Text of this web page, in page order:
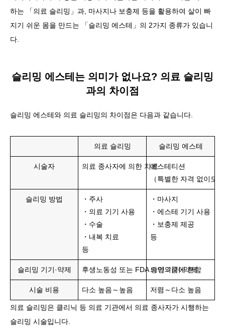
하는 「의료 슬리밍」과, 마사지나 보충제 등을 활용하여 살이 빠
지기 쉬운 몸을 만드는 「슬리밍 에스테」의 2가지 종류가 있습니
다.
슬리밍 에스테는 의미가 없나요? 의료 슬리밍
과의 차이점
슬리밍 에스테와 의료 슬리밍의 차이점은 다음과 같습니다.
의료 슬리밍 슬리밍 에스테
시술자 의료 종사자에 의한 치료에스테티션
（특별한 자격 없이도
슬리밍 방법
・주사
・의료 기기 사용
・수술
・내복 치료
등
・마사지
・에스테 기기 사용
・보충제 제공
등
슬리밍 기기·약제 후생노동성 또는 FDA 승인 기기·약제
의약외품에 한함
시술 비용 다소 높음～높음 저렴～다소 높음
의료 슬리밍은 클리닉 등 의료 기관에서 의료 종사자가 시행하는
슬리밍 시술입니다.